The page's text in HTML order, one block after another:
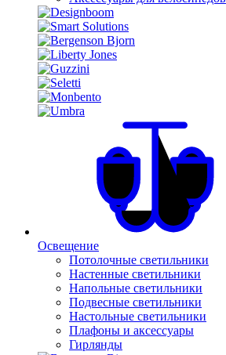
Освещение
Потолочные светильники
Настенные светильники
Напольные светильники
Подвесные светильники
Настольные светильники
Плафоны и аксессуары
Гирлянды